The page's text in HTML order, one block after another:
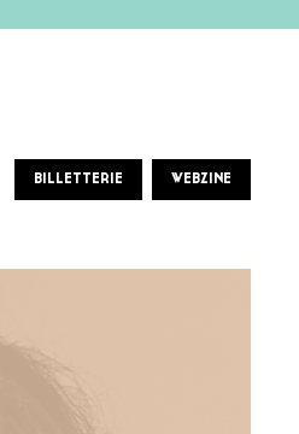
BILLETTERIE WEBZINE